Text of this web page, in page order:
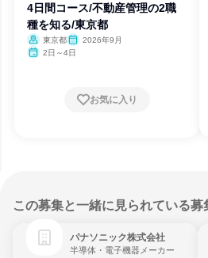
4日間コース/不動産管理の2職
種を知る/東京都
東京都
2026年9月
2日～4日
お気に入り
この募集と一緒に見られている募
パナソニック株式会社
半導体・電子機器メーカー